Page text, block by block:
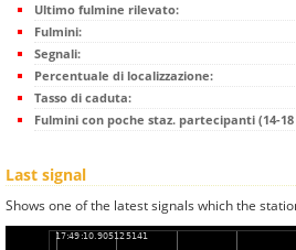
Ultimo fulmine rilevato:
Fulmini:
Segnali:
Percentuale di localizzazione:
Tasso di caduta:
Fulmini con poche staz. partecipanti (14-
Last signal
Shows one of the latest signals which the